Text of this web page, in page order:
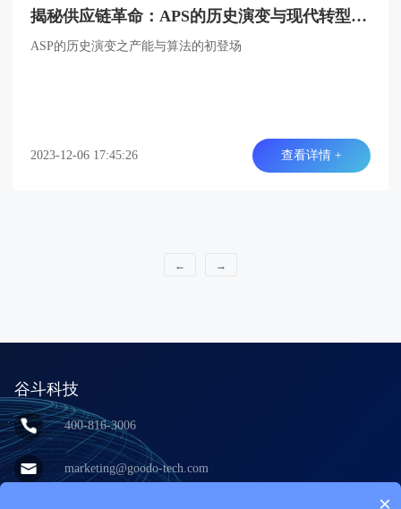
揭秘供应链革命：APS的历史演变与现代转型探索
ASP的历史演变之产能与算法的初登场
2023-12-06 17:45:26 查看详情 +
← →
谷斗科技
400-816-3006
marketing@goodo-tech.com
×